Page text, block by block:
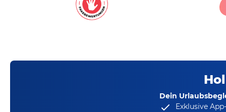
Dein
Exklusive